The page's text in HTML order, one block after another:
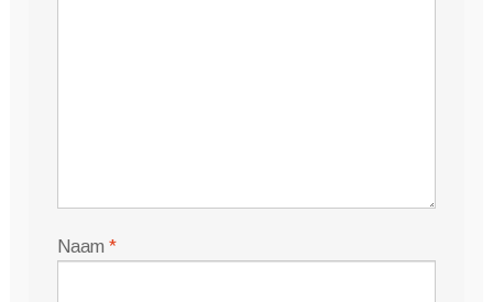
Naam *